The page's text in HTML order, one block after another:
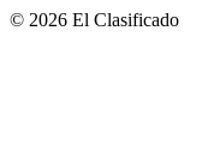
© 2026 El Clasificado